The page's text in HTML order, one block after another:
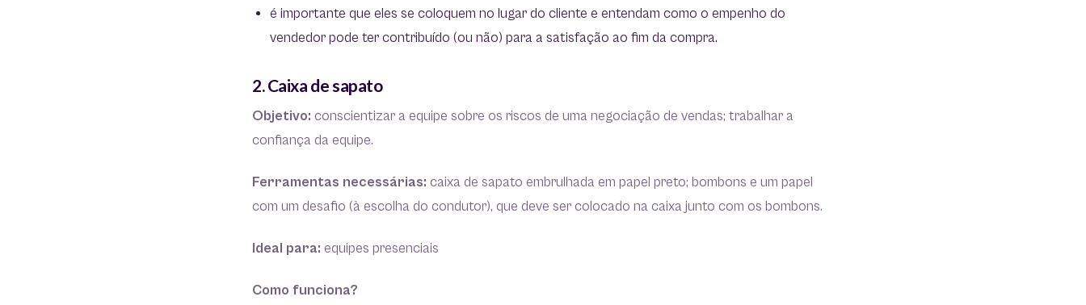
é importante que eles se coloquem no lugar do cliente e entendam como o empenho do
vendedor pode ter contribuído (ou não) para a satisfação ao fim da compra.
2. Caixa de sapato
Objetivo: conscientizar a equipe sobre os riscos de uma negociação de vendas; trabalhar a
confiança da equipe.
Ferramentas necessárias: caixa de sapato embrulhada em papel preto; bombons e um papel
com um desafio (à escolha do condutor), que deve ser colocado na caixa junto com os bombons.
Ideal para: equipes presenciais
Como funciona?